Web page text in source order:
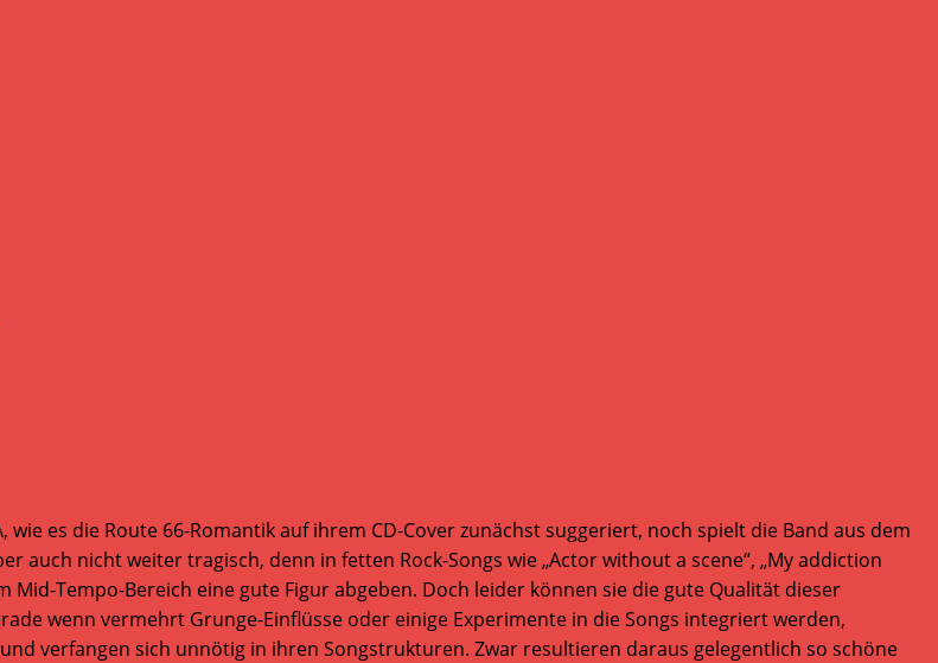
wie es die Route 66-Romantik auf ihrem CD-Cover zunächst suggeriert, noch spielt die Band aus dem
auch nicht weiter tragisch, denn in fetten Rock-Songs wie „Actor without a scene“, „My addiction
Mid-Tempo-Bereich eine gute Figur abgeben. Doch leider können sie die gute Qualität dieser
wenn vermehrt Grunge-Einflüsse oder einige Experimente in die Songs integriert werden,
und verfangen sich unnötig in ihren Songstrukturen. Zwar resultieren daraus gelegentlich so schöne